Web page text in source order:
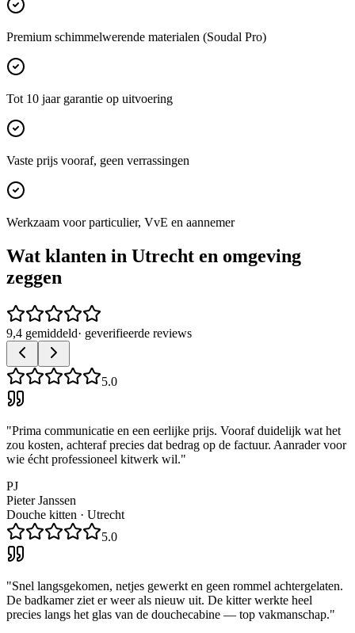
Premium schimmelwerende materialen (Soudal Pro)
Tot 10 jaar garantie op uitvoering
Vaste prijs vooraf, geen verrassingen
Werkzaam voor particulier, VvE en aannemer
Wat klanten in Utrecht en omgeving
zeggen
9,4 gemiddeld· geverifieerde reviews
5.0
"Prima communicatie en een eerlijke prijs. Vooraf duidelijk wat het
zou kosten, achteraf precies dat bedrag op de factuur. Aanrader voor
wie écht professioneel kitwerk wil."
PJ
Pieter Janssen
Douche kitten · Utrecht
5.0
"Snel langsgekomen, netjes gewerkt en geen rommel achtergelaten.
De badkamer ziet er weer als nieuw uit. De kitter werkte heel
precies langs het glas van de douchecabine — top vakmanschap."